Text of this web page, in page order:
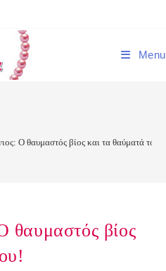
Menu
Ο θαυμαστός βίος και τα θαύματά του!
θαυμαστός βίος